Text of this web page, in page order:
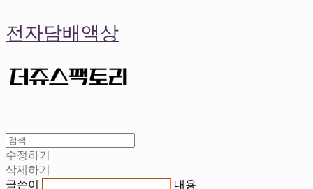
전자담배액상
수정하기
삭제하기
글쓴이
내용